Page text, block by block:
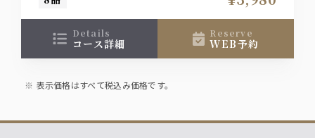
details
コース詳細
reserve
WEB予約
表示価格はすべて税込み価格です。